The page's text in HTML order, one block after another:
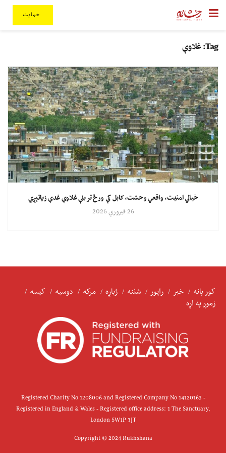
حمایت
Tag: غلاوې
خیالي امنیت، واقعي وحشت، کابل کې ورځ تر بلې غلاوې غدې زیاتېږي
26 فبروري 2026
کور پانه خبر راپور شننه ژباړه مرکه دوسیه
کیسه
زموږ په اړه
Registered Charity No 1208006 and Registered Company No 14120163 -
Registered in England & Wales - Registered office address: 1 The Sanctuary,
London SW1P 3JT
Copyright © 2024 Rukhshana